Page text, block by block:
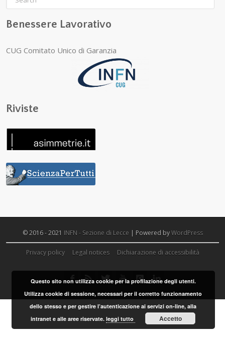
Benessere Lavorativo
CUG Comitato Unico di Garanzia
Riviste
© 2016 - 2021 INFN - Sezione di Lecce | Powered byWordPress
Privacy policy Legal notices Dichiarazione di accessibilità
Questo sito non utilizza cookie per la profilazione degli utenti.
Utilizza cookie di sessione, necessari per il corretto funzionamento
dello stesso e per gestire l’autenticazione ai servizi on-line, alla
intranet e alle aree riservate.leggi tutto Accetto